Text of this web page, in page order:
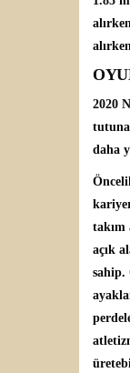
2020
daha
takım
açık
sahip.